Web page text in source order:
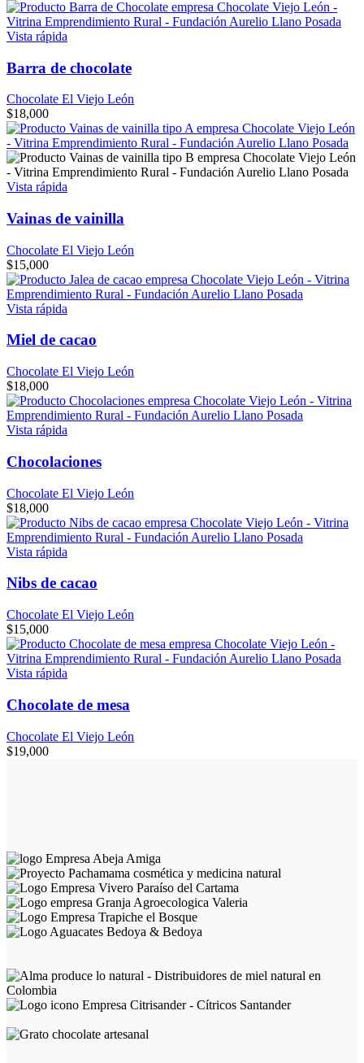
Vista rápida
Barra de chocolate
Chocolate El Viejo León
$18,000
Vista rápida
Vainas de vainilla
Chocolate El Viejo León
$15,000
Vista rápida
Miel de cacao
Chocolate El Viejo León
$18,000
Vista rápida
Chocolaciones
Chocolate El Viejo León
$18,000
Vista rápida
Nibs de cacao
Chocolate El Viejo León
$15,000
Vista rápida
Chocolate de mesa
Chocolate El Viejo León
$19,000